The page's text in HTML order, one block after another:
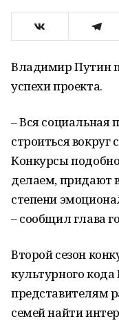
Владимир Путин
успехи проекта.
– Вся социальная
строиться вокруг
Конкурсы
делаем, придают
степени
– сообщил глава
Второй сезон
культурного кода
представителям
семей найти